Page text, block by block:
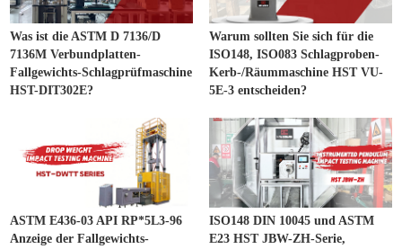
Was ist die ASTM D 7136/D
7136M Verbundplatten-
Fallgewichts-Schlagprüfmaschine
HST-DIT302E?
Warum sollten Sie sich für die
ISO148, ISO083 Schlagproben-
Kerb-/Räummaschine HST VU-
5E-3 entscheiden?
ASTM E436-03 API RP*5L3-96
Anzeige der Fallgewichts-
ISO148 DIN 10045 und ASTM
E23 HST JBW-ZH-Serie,